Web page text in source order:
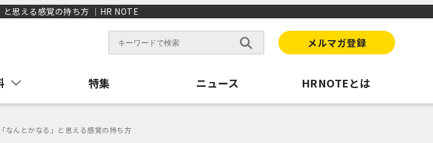
思える感覚の持ち方 ｜HR NOTE
メルマガ登録
特集 ニュース HRNOTEとは
なんとかなる」と思える感覚の持ち方